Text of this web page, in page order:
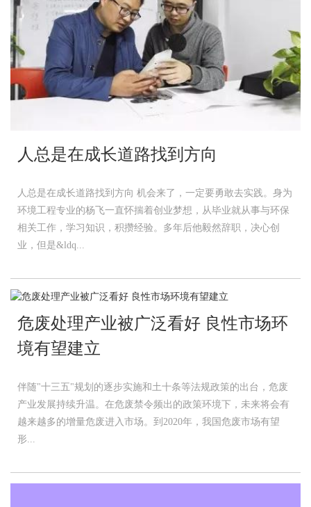
人总是在成长道路找到方向
人总是在成长道路找到方向 机会来了，一定要勇敢去实践。身为
环境工程专业的杨飞一直怀揣着创业梦想，从毕业就从事与环保
相关工作，学习知识，积攒经验。多年后他毅然辞职，决心创
业，但是&ldq...
危废处理产业被广泛看好 良性市场环
境有望建立
伴随"十三五"规划的逐步实施和土十条等法规政策的出台，危废
产业发展持续升温。在危废禁令频出的政策环境下，未来将会有
越来越多的增量危废进入市场。到2020年，我国危废市场有望
形...